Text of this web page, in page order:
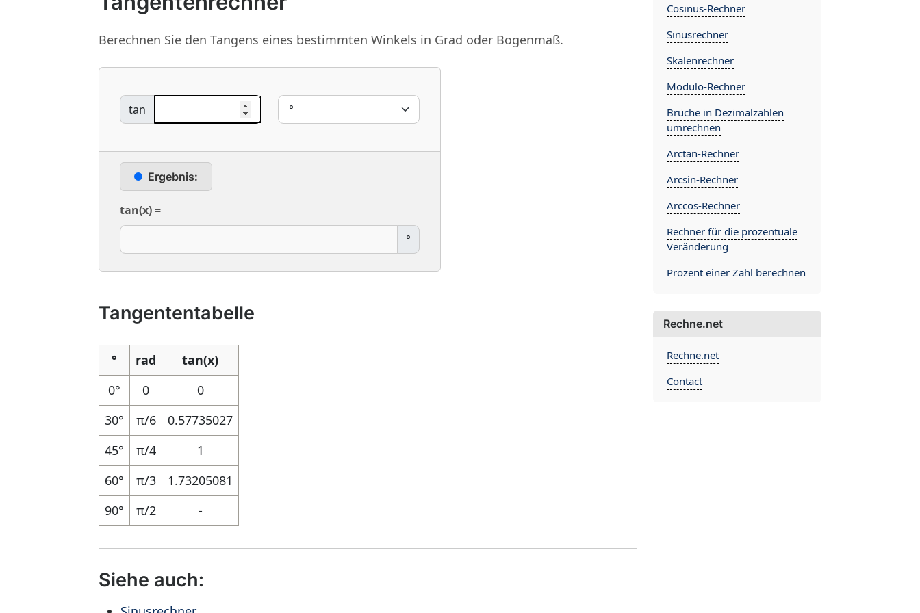
Berechnen Sie den Tangens eines bestimmten Winkels in Grad oder Bogenmaß.
tan
Ergebnis:
tan(x) =
°
Tangententabelle
° rad
tan(x)
0°
0
0
30°
π/6
0.57735027
45°
π/4
1
60°
π/3
1.73205081
90°
π/2 -
Siehe auch:
Cosinus-Rechner
Sinusrechner
Skalenrechner
Modulo-Rechner
Brüche in Dezimalzahlen
umrechnen
Arctan-Rechner
Arcsin-Rechner
Arccos-Rechner
Rechner für die prozentuale
Veränderung
Prozent einer Zahl berechnen
Rechne.net
Rechne.net
Contact